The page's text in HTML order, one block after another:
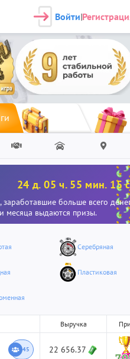
Войти|
24 д. 05 ч. 55 мин. 15
больше всего
месяца выдаются призы.
Серебряная
Пластиковая
Выручка
45 22 656.37